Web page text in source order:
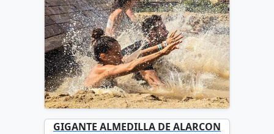
GIGANTE ALMEDILLA DE ALARCON